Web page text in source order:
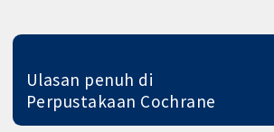
Ulasan penuh di
Perpustakaan Cochrane